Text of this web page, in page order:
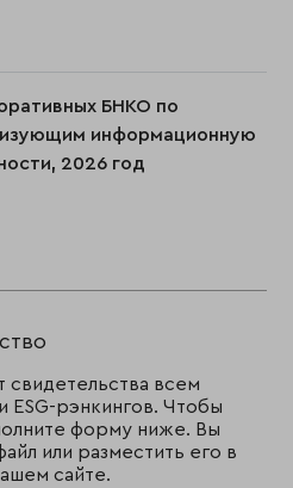
БНКО по
информационную
2026 год
свидетельства всем
ESG-рэнкингов. Чтобы
форму ниже. Вы
или разместить его в
сайте.